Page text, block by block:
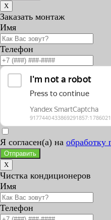
X
Заказать монтаж
Имя
Телефон
Я согласен(а) на обработку
Отправить
X
Чистка кондиционеров
Имя
Телефон